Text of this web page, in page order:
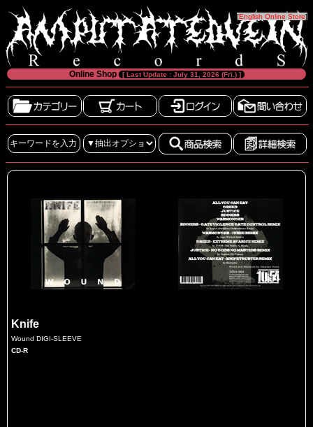
[English Online Store]
Online Shop [ Last Update : July 31, 2026 (Fri.) ]
Knife
Wound DIGI-SLEEVE
CD-R